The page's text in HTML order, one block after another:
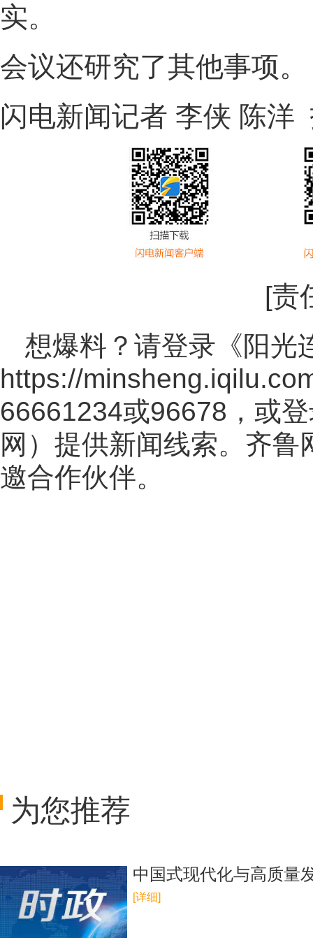
实。
会议还研究了其他事项。
闪电新闻记者 李侠 陈洋
[责
想爆料？请登录《阳光
https://
66661234或96678，或
网 ）提供新闻线索。齐鲁
邀合作伙伴。
为您推荐
中国式现代化与高质量
[详细]